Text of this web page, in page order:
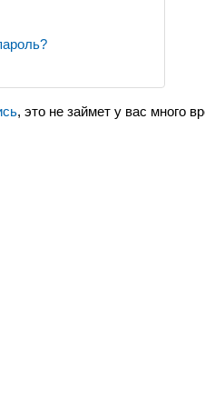
, это не займет у вас много